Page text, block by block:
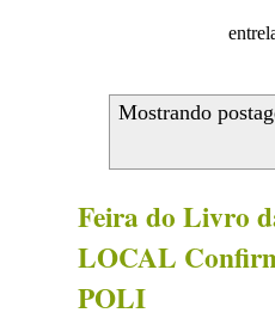
Mostrando
Feira do Livro
LOCAL
POLI